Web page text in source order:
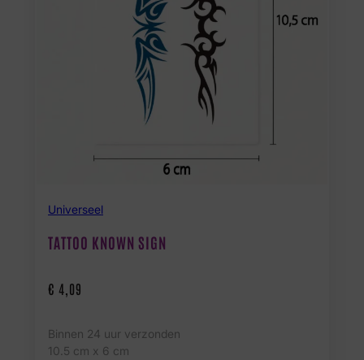
Universeel
TATTOO KNOWN SIGN
€ 4,09
Binnen 24 uur verzonden
10.5 cm x 6 cm